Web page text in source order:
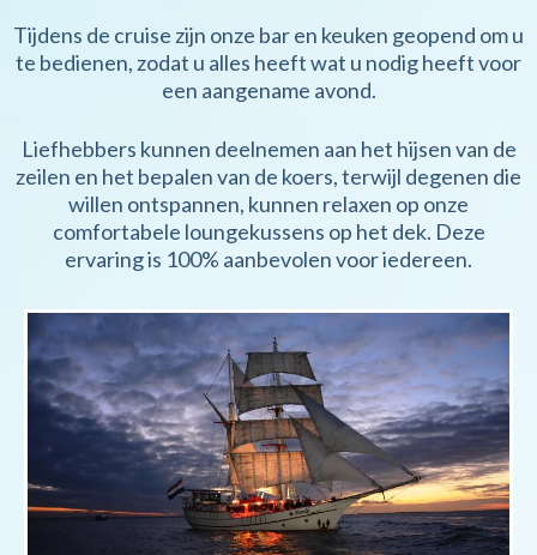
Tijdens de cruise zijn onze bar en keuken geopend om u
te bedienen, zodat u alles heeft wat u nodig heeft voor
een aangename avond.
Liefhebbers kunnen deelnemen aan het hijsen van de
zeilen en het bepalen van de koers, terwijl degenen die
willen ontspannen, kunnen relaxen op onze
comfortabele loungekussens op het dek. Deze
ervaring is 100% aanbevolen voor iedereen.